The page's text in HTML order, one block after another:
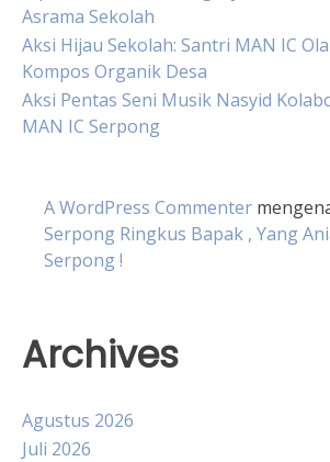
Asrama Sekolah
Aksi Hijau Sekolah: Santri MAN IC
Kompos Organik Desa
Aksi Pentas Seni Musik Nasyid
MAN IC Serpong
A WordPress Commenter
Serpong Ringkus Bapak , Yang
Serpong !
Archives
Agustus 2026
Juli 2026